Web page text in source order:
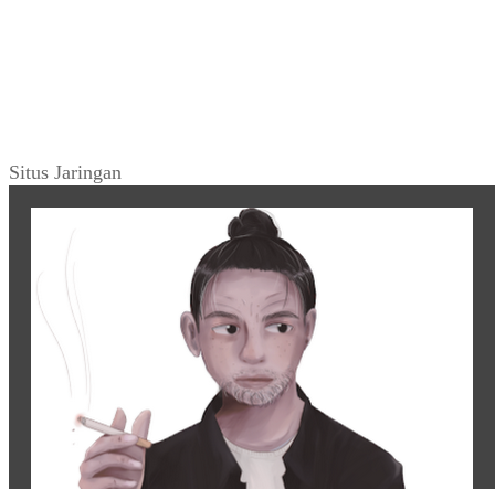
Situs Jaringan